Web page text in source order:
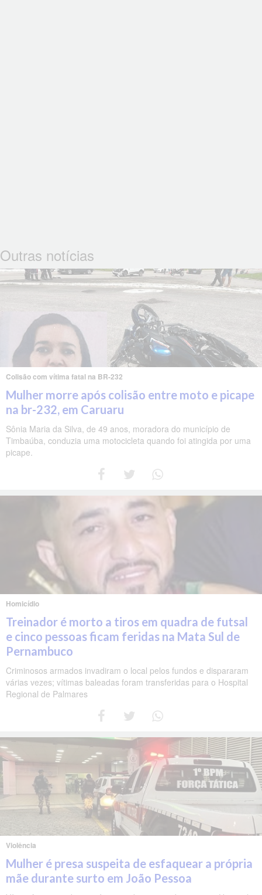
Outras notícias
Colisão com vítima fatal na BR-232
Mulher morre após colisão entre moto e picape
na br-232, em Caruaru
Sônia Maria da Silva, de 49 anos, moradora do município de
Timbaúba, conduzia uma motocicleta quando foi atingida por uma
picape.
Homicídio
Treinador é morto a tiros em quadra de futsal
e cinco pessoas ficam feridas na Mata Sul de
Pernambuco
Criminosos armados invadiram o local pelos fundos e dispararam
várias vezes; vítimas baleadas foram transferidas para o Hospital
Regional de Palmares
Violência
Mulher é presa suspeita de esfaquear a própria
mãe durante surto em João Pessoa